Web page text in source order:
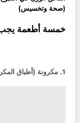
(صحة وتخسيس)
خمسة أطعمة يجب
1. مكرونة (أطباق المكرونة).